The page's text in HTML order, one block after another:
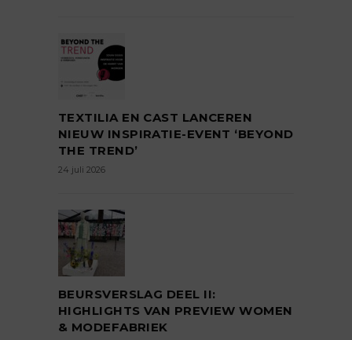
TEXTILIA EN CAST LANCEREN
NIEUW INSPIRATIE-EVENT ‘BEYOND
THE TREND’
24 juli 2026
BEURSVERSLAG DEEL II:
HIGHLIGHTS VAN PREVIEW WOMEN
& MODEFABRIEK